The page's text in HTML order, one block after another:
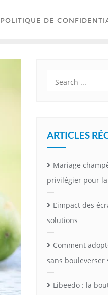
POLITIQUE DE
ARTICLES
Mariage
privilégier pour
L’impact des
solutions
Comment
sans bouleverser
Libeedo : la